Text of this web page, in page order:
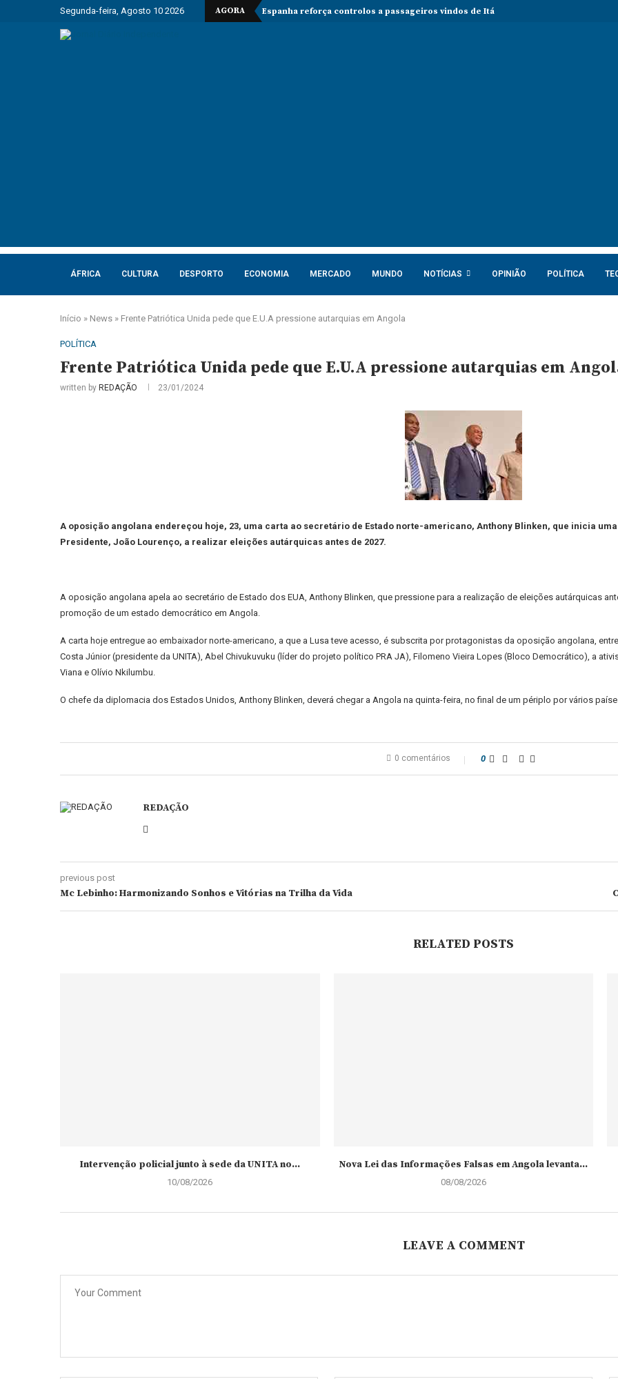
Segunda-feira, Agosto 10 2026 AGORA Espanha reforça controlos a passageiros vindos de Itália em meio a tensão sobre
ÁFRICA CULTURA DESPORTO ECONOMIA MERCADO MUNDO NOTÍCIAS OPINIÃO POLÍTICA
Início » News » Frente Patriótica Unida pede que E.U.A pressione autarquias em Angola
POLÍTICA
Frente Patriótica Unida pede que E.U.A pressione autarquias em
written by REDAÇÃO 23/01/2024
A oposição angolana endereçou hoje, 23, uma carta ao secretário de Estado norte-americano, Anthony Blinken, que inicia
Presidente, João Lourenço, a realizar eleições autárquicas antes de 2027.
A oposição angolana apela ao secretário de Estado dos EUA, Anthony Blinken, que pressione para a realização de eleições autárquicas
promoção de um estado democrático em Angola.
A carta hoje entregue ao embaixador norte-americano, a que a Lusa teve acesso, é subscrita por protagonistas da oposição angolana,
Costa Júnior (presidente da UNITA), Abel Chivukuvuku (líder do projeto político PRA JA), Filomeno Vieira Lopes (Bloco Democrático), a
Viana e Olívio Nkilumbu.
O chefe da diplomacia dos Estados Unidos, Anthony Blinken, deverá chegar a Angola na quinta-feira, no final de um périplo por vários
0 comentários 0
REDAÇÃO
previous post
Mc Lebinho: Harmonizando Sonhos e Vitórias na Trilha da Vida
RELATED POSTS
Intervenção policial junto à sede da UNITA no...
10/08/2026
Nova Lei das Informações Falsas em Angola levanta...
08/08/2026
LEAVE A COMMENT